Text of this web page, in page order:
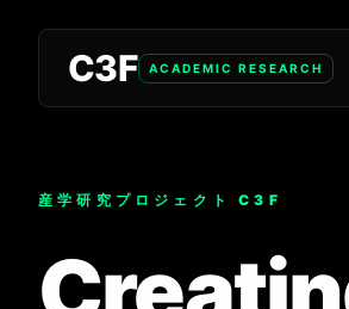
C3F ACADEMIC RESEARCH
産学研究プロジェクト C3F